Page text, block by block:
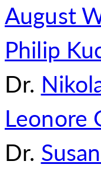
August
Philip
Dr.
Leonore
Dr.